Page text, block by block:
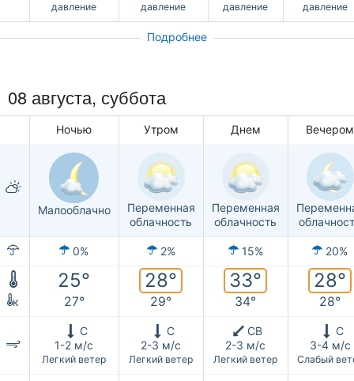
давление
давление
давление
давление
Подробнее
08 августа, суббота
Ночью Утром Днем Вечером
Малооблачно
Переменная
облачность
Переменная
облачность
0% 2% 15% 20%
25° 28° 33° 28°
к 27° 29° 34° 28°
С
1-2 м/с
Легкий ветер
С
2-3 м/с
Легкий ветер
СВ
2-3 м/с
Легкий ветер
С
3-4 м/с
Слабый